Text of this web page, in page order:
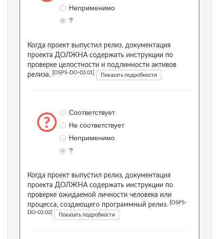
Неприменимо
?
Когда проект выпустил релиз, документация
проекта ДОЛЖНА содержать инструкции по
проверке целостности и подлинности активов
релиза.
[OSPS-DO-03.01] Показать подробности
Соответствует
Не соответствует
Неприменимо
?
Когда проект выпустил релиз, документация
проекта ДОЛЖНА содержать инструкции по
проверке ожидаемой личности человека или
процесса, создающего программный релиз.
[OSPS-
DO-03.02] Показать подробности